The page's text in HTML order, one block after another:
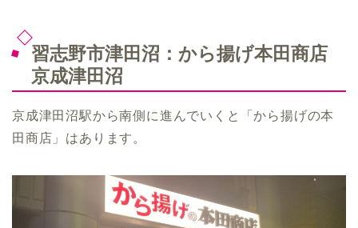
習志野市津田沼：から揚げ本田商店
京成津田沼
京成津田沼駅から南側に進んでいくと「から揚げの本
田商店」はあります。